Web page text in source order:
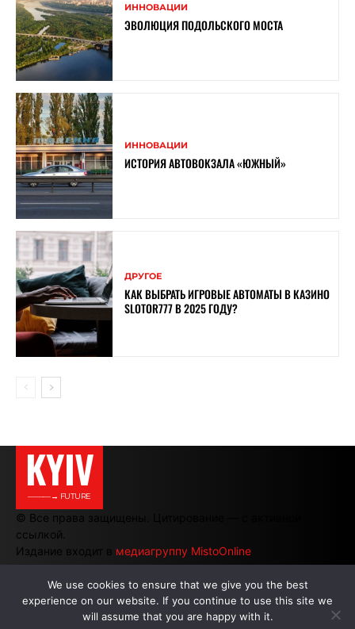
ИННОВАЦИИ
ЭВОЛЮЦИЯ ПОДОЛЬСКОГО МОСТА
ИННОВАЦИИ
ИСТОРИЯ АВТОВОКЗАЛА «ЮЖНЫЙ»
ДРУГОЕ
КАК ВЫБРАТЬ ИГРОВЫЕ АВТОМАТЫ В КАЗИНО
SLOTOR777 В 2025 ГОДУ?
KYIV
———→ FUTURE
© Все права защищены. Цитирование — с активной
ссылкой.
Издание входит в медиагруппу MistoOnline
АВТОРЫ | РЕКЛАМА НА САЙТЕ
We use cookies to ensure that we give you the best
experience on our website. If you continue to use this site we
will assume that you are happy with it.